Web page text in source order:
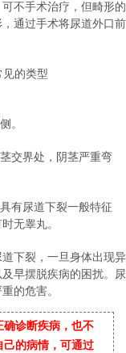
不手术治疗，但畸形的
通过手术将尿道外口前
。
交界处，阴茎严重弯
有尿道下裂一般特征
无睾丸。
下裂，一旦身体出现异
早摆脱疾病的困扰。尿
的危害。
确诊断疾病，也不
己的病情，可通过